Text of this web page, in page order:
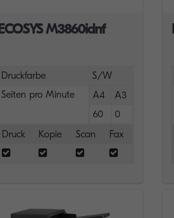
ECOSYS M3860idnf
Druckfarbe
S/W
Seiten pro Minute
A4
A3
60
0
Druck
Kopie Scan Fax